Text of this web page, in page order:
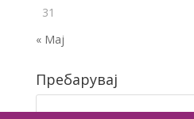
31
« Мај
Пребарувај